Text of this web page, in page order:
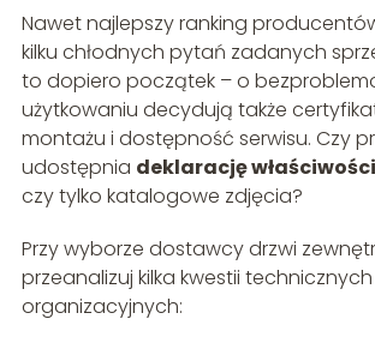
Nawet najlepszy ranking
kilku chłodnych pytań zadanych
to dopiero początek – o
użytkowaniu decydują także
montażu i dostępność serwisu. Czy
udostępnia deklarację
czy tylko katalogowe zdjęcia?
Przy wyborze dostawcy drzwi
przeanalizuj kilka kwestii technicznych
organizacyjnych: